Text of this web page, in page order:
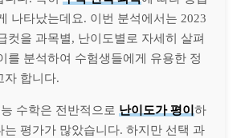
나타났는데요. 이번 분석에서는 2023
컷을 과목별, 난이도별로 자세히 살펴
를 분석하여 수험생들에게 유용한 정
자 합니다.
수학은 전반적으로 난이도가 평이하
는 평가가 많았습니다. 하지만 선택 과